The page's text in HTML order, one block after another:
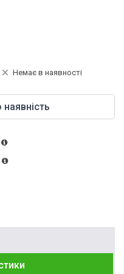
Немає в наявності